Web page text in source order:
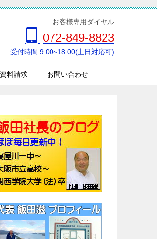
お客様専用ダイヤル
072-849-8823
受付時間 9:00~18:00(土日対応可)
資料請求 お問い合わせ